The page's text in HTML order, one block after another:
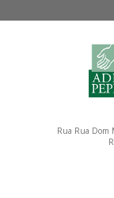
Rua Rua Dom